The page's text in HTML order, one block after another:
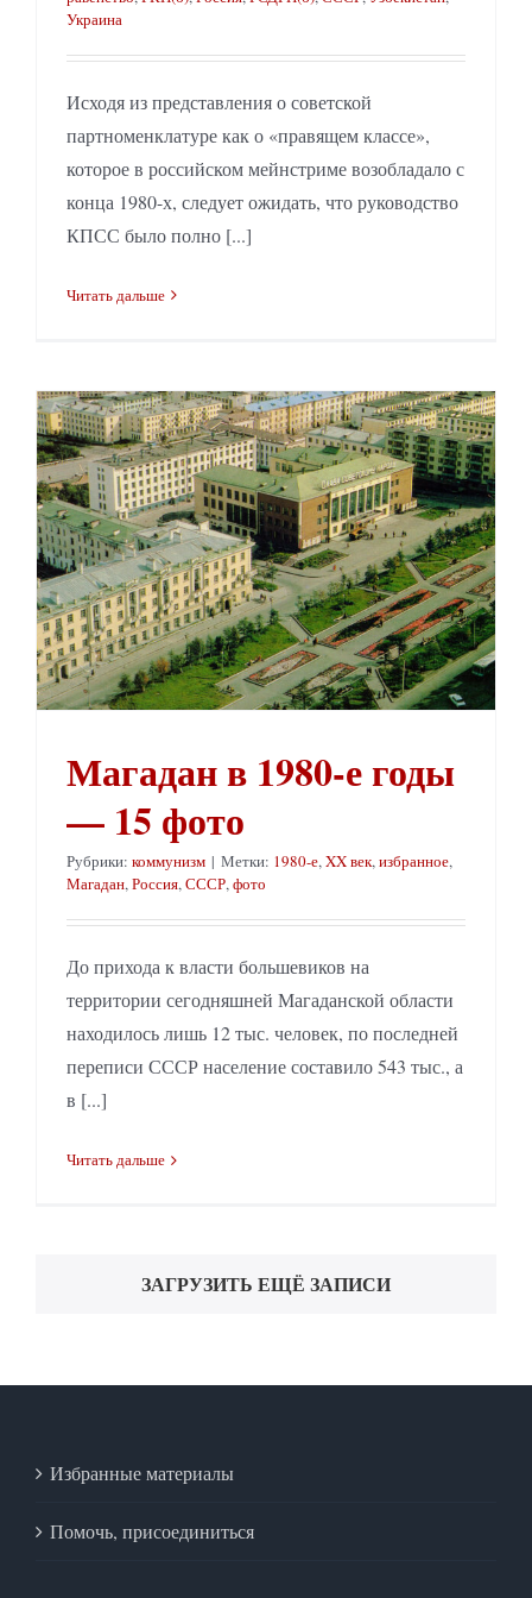
Украина
Исходя из представления о советской
партноменклатуре как о «правящем классе»,
которое в российском мейнстриме возобладало с
конца 1980-х, следует ожидать, что руководство
КПСС было полно [...]
Читать дальше
Магадан в 1980-е годы
— 15 фото
Рубрики: коммунизм | Метки: 1980-е,XX век,избранное,
Магадан,Россия,СССР,фото
До прихода к власти большевиков на
территории сегодняшней Магаданской области
находилось лишь 12 тыс. человек, по последней
переписи СССР население составило 543 тыс., а
в [...]
Читать дальше
ЗАГРУЗИТЬ ЕЩЁ ЗАПИСИ
Избранные материалы
Помочь, присоединиться